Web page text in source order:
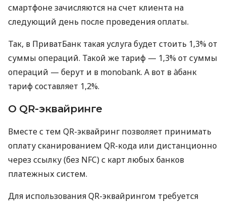
смартфоне зачисляются на счет клиента на
следующий день после проведения оплаты.
Так, в ПриватБанк такая услуга будет стоить 1,3% от
суммы операций. Такой же тариф — 1,3% от суммы
операций — берут и в monobank. А вот в àбанк
тариф составляет 1,2%.
О QR-эквайринге
Вместе с тем QR-эквайринг позволяет принимать
оплату сканированием QR-кода или дистанционно
через ссылку (без NFC) с карт любых банков
платежных систем.
Для использования QR-эквайрингом требуется